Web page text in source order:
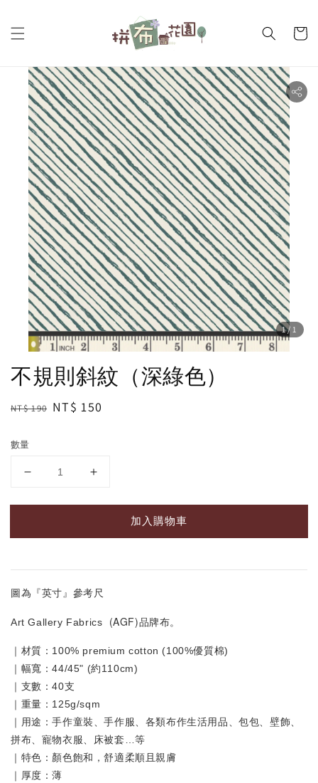
1/1
不規則斜紋（深綠色）
Regular
NT$ 190 Sale
NT$ 150
數量
加入購物車
圖為『英寸』參考尺
Art Gallery Fabrics (AGF)品牌布。
｜材質：100% premium cotton (100%優質棉)
｜幅寬：44/45" (約110cm)
｜支數：40支
｜重量：125g/sqm
｜用途：手作童裝、手作服、各類布作生活用品、包包、壁飾、
拼布、寵物衣服、床被套…等
｜特色：顏色飽和，舒適柔順且親膚
｜厚度：薄